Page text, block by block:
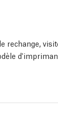
rechange,